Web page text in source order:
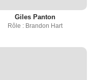
Giles Panton
Rôle : Brandon Hart